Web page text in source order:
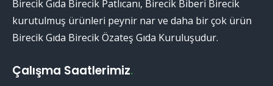
Birecik Gıda Birecik Patlıcanı, Birecik Biberi Birecik
kurutulmuş ürünleri peynir nar ve daha bir çok ürün
Birecik Gıda Birecik Özateş Gıda Kuruluşudur.
Çalışma Saatlerimiz.